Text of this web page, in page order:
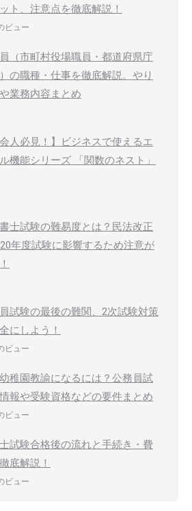
ト、注意点を徹底解説！
ビュー
（市町村役場職員・都道府県庁
の職種・仕事を徹底解説。やり
業務内容まとめ
会人必見！】ビジネスで使えるエ
機能シリーズ 「関数のネスト」
士試験の難易度とは？民法改正
年度試験に影響するため注意が
試験の最後の難関、2次試験対策
にしよう！
ビュー
稚園教諭になるには？公務員試
報や受験資格などの要件まとめ
ビュー
試験合格後の流れと手続き・費
底解説！
ビュー